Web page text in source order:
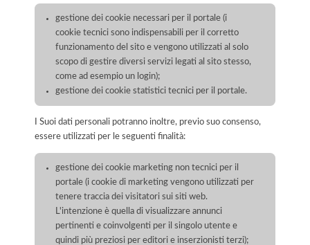
gestione dei cookie necessari per il portale (i
cookie tecnici sono indispensabili per il corretto
funzionamento del sito e vengono utilizzati al solo
scopo di gestire diversi servizi legati al sito stesso,
come ad esempio un login);
gestione dei cookie statistici tecnici per il portale.
I Suoi dati personali potranno inoltre, previo suo consenso,
essere utilizzati per le seguenti finalità:
gestione dei cookie marketing non tecnici per il
portale (i cookie di marketing vengono utilizzati per
tenere traccia dei visitatori sui siti web.
L'intenzione è quella di visualizzare annunci
pertinenti e coinvolgenti per il singolo utente e
quindi più preziosi per editori e inserzionisti terzi);